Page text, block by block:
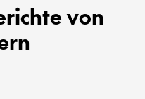
von